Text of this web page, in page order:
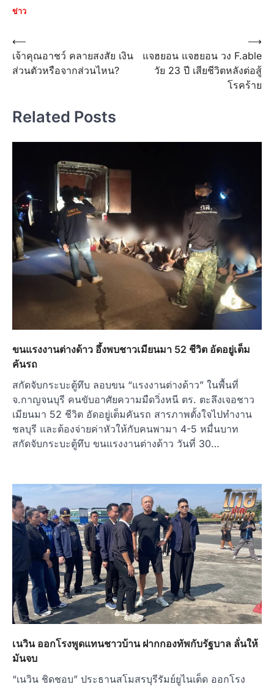
ข่าว
Post
navigation
⟵
เจ้าคุณอาชว์ คลายสงสัย เงิน
ส่วนตัวหรือจากส่วนไหน?
แจฮยอน แจฮยอน วง F.able
วัย 23 ปี เสียชีวิตหลังต่อสู้
โรคร้าย
⟶
Related Posts
ขนแรงงานต่างด้าว อึ้งพบชาวเมียนมา 52 ชีวิต อัดอยู่เต็ม
คันรถ
สกัดจับกระบะตู้ทึบ ลอบขน “แรงงานต่างด้าว” ในพื้นที่
จ.กาญจนบุรี คนขับอาศัยความมืดวิ่งหนี ตร. ตะลึงเจอชาว
เมียนมา 52 ชีวิต อัดอยู่เต็มคันรถ สารภาพตั้งใจไปทำงาน
ชลบุรี และต้องจ่ายค่าหัวให้กับคนพามา 4-5 หมื่นบาท
สกัดจับกระบะตู้ทึบ ขนแรงงานต่างด้าว วันที่ 30…
เนวิน ออกโรงพูดแทนชาวบ้าน ฝากกองทัพกับรัฐบาล ลั่นให้
มันจบ
“เนวิน ชิดชอบ” ประธานสโมสรบุรีรัมย์ยูไนเต็ด ออกโรง